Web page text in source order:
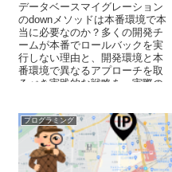
データベースマイグレーション
のdownメソッドは本番環境で本
当に必要なのか？多くの開発チ
ームが本番でロールバックを実
行しない理由と、開発環境と本
番環境で異なるアプローチを取
るべき実践的な戦略を、実際の
プログラミング